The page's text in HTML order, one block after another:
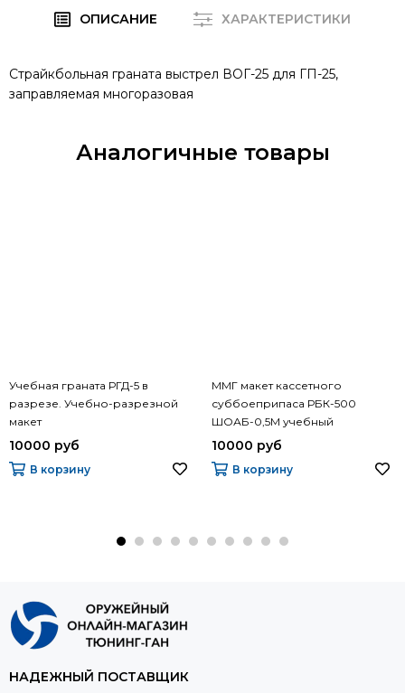
ОПИСАНИЕ ХАРАКТЕРИСТИКИ
Страйкбольная граната выстрел ВОГ-25 для ГП-25,
заправляемая многоразовая
Аналогичные товары
Учебная граната РГД-5 в
разрезе. Учебно-разрезной
макет
10000 руб
В корзину
ММГ макет кассетного
суббоеприпаса РБК-500
ШОАБ-0,5М учебный
10000 руб
В корзину
НАДЕЖНЫЙ ПОСТАВЩИК